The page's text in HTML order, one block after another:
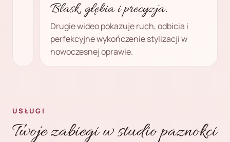
Blask, głębia i precyzja.
Drugie wideo pokazuje ruch, odbicia i
perfekcyjne wykończenie stylizacji w
nowoczesnej oprawie.
USŁUGI
Twoje zabiegi w studio paznokci